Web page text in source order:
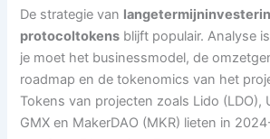
De strategie van
protocoltokens blijft populair. Analyse
je moet het businessmodel, de
roadmap en de tokenomics van het
Tokens van projecten zoals Lido (LDO),
GMX en MakerDAO (MKR) lieten in